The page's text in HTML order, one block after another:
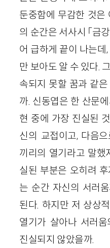
둔중함에 무감한 것은
의 순간은 서사시 「금
어 급하게 끝이 나는데
만 보아도 알 수 있다.
속되지 못할 꿈과 같
까. 신동엽은 한 산문
현 중에 가장 진실된
신의 교접이고, 다음
끼리의 열기라고 말했
실된 부분은 오히려
는 순간 자신의 서러
된다. 하지만 저 상상
열기가 살아나 서러
진실되지 않았을까.